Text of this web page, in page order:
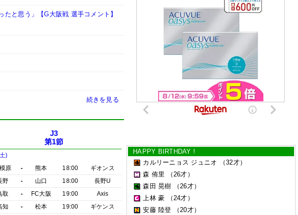
と思う」【G大阪戦 選手コメント】
続きを見る
J3
第1節
)
原
- 熊本 18:00
ギオンス
野
- 山口 18:00
長野U
取
- FC大阪 19:00
Axis
知
- 松本 19:00
ギケンス
HAPPY BIRTHDAY !
カルリーニョス ジュニオ
（32才）
森 侑里
（26才）
森田 晃樹
（26才）
上林 豪
（24才）
安藤 陸登
（20才）